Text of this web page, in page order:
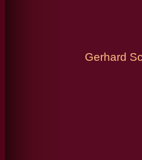
Gerhard